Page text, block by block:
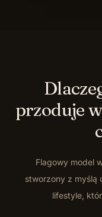
przoduje
Flagowy model
stworzony z myślą
lifestyle,